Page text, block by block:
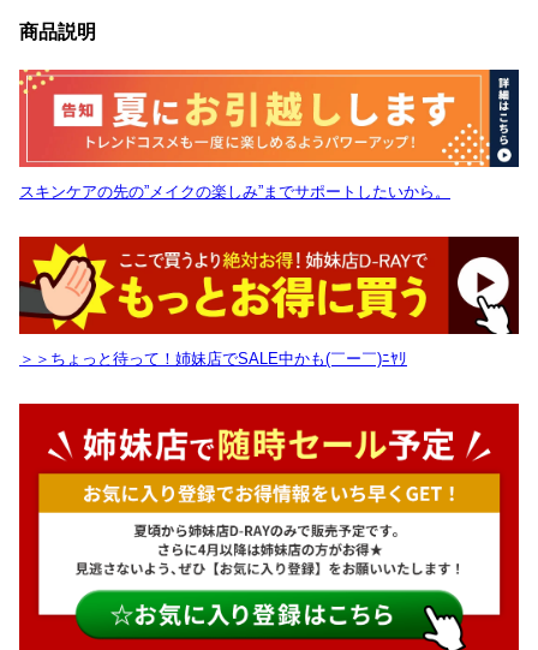
商品説明
スキンケアの先の”メイクの楽しみ”までサポートしたいから。
＞＞ちょっと待って！姉妹店でSALE中かも(￣ー￣)ﾆﾔﾘ